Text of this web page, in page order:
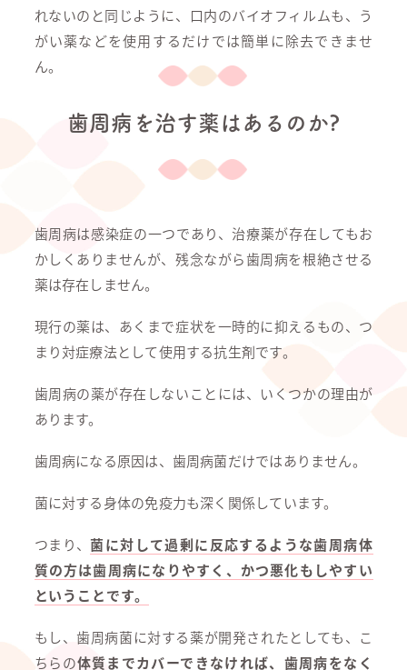
れないのと同じように、口内のバイオフィルムも、う
がい薬などを使用するだけでは簡単に除去できませ
ん。
歯周病を治す薬はあるのか?
歯周病は感染症の一つであり、治療薬が存在してもお
かしくありませんが、残念ながら歯周病を根絶させる
薬は存在しません。
現行の薬は、あくまで症状を一時的に抑えるもの、つ
まり対症療法として使用する抗生剤です。
歯周病の薬が存在しないことには、いくつかの理由が
あります。
歯周病になる原因は、歯周病菌だけではありません。
菌に対する身体の免疫力も深く関係しています。
つまり、菌に対して過剰に反応するような歯周病体
質の方は歯周病になりやすく、かつ悪化もしやすい
ということです。
もし、歯周病菌に対する薬が開発されたとしても、こ
ちらの体質までカバーできなければ、歯周病をなく